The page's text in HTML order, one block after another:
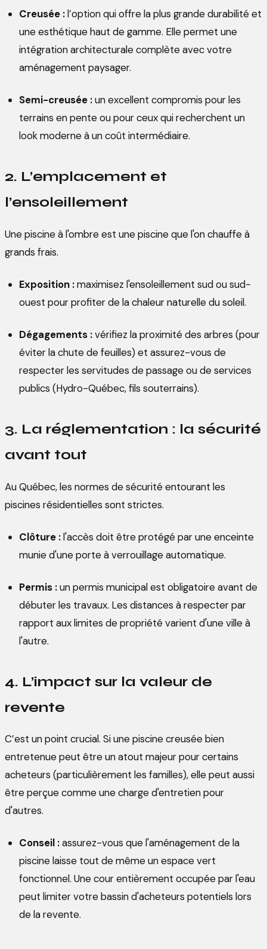
Creusée :l’option qui offre la plus grande durabilité et
une esthétique haut de gamme. Elle permet une
intégration architecturale complète avec votre
aménagement paysager.
Semi-creusée :un excellent compromis pour les
terrains en pente ou pour ceux qui recherchent un
look moderne à un coût intermédiaire.
2. L’emplacement et
l’ensoleillement
Une piscine à l'ombre est une piscine que l'on chauffe à
grands frais.
Exposition :maximisez l'ensoleillement sud ou sud-
ouest pour profiter de la chaleur naturelle du soleil.
Dégagements :vérifiez la proximité des arbres (pour
éviter la chute de feuilles) et assurez-vous de
respecter les servitudes de passage ou de services
publics (Hydro-Québec, fils souterrains).
3. La réglementation : la sécurité
avant tout
Au Québec, les normes de sécurité entourant les
piscines résidentielles sont strictes.
Clôture :l'accès doit être protégé par une enceinte
munie d'une porte à verrouillage automatique.
Permis :un permis municipal est obligatoire avant de
débuter les travaux. Les distances à respecter par
rapport aux limites de propriété varient d'une ville à
l'autre.
4. L’impact sur la valeur de
revente
C’est un point crucial. Si une piscine creusée bien
entretenue peut être un atout majeur pour certains
acheteurs (particulièrement les familles), elle peut aussi
être perçue comme une charge d'entretien pour
d'autres.
Conseil :assurez-vous que l'aménagement de la
piscine laisse tout de même un espace vert
fonctionnel. Une cour entièrement occupée par l'eau
peut limiter votre bassin d'acheteurs potentiels lors
de la revente.